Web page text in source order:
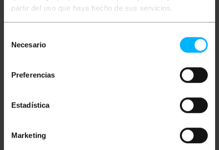
partir del uso que haya hecho de sus servicios.
Necesario
Preferencias
Estadística
Marketing
especificacions
Tots dos connectors colzades en angle de 90
graus, per facilitar la connexió en alguns
Longitud del cable: 50 cm.